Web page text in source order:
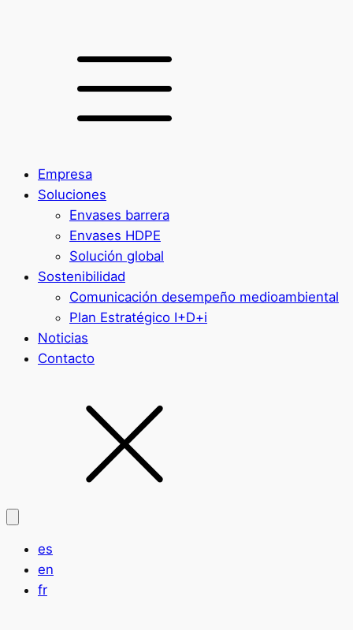
Empresa
Soluciones
Envases barrera
Envases HDPE
Solución global
Sostenibilidad
Comunicación desempeño medioambiental
Plan Estratégico I+D+i
Noticias
Contacto
es
en
fr